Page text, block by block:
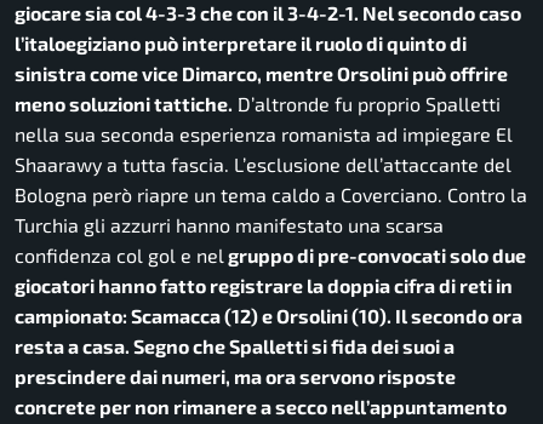
giocare sia col 4-3-3 che con il 3-4-2-1. Nel secondo caso
l’italoegiziano può interpretare il ruolo di quinto di
sinistra come vice Dimarco, mentre Orsolini può offrire
meno soluzioni tattiche. D’altronde fu proprio Spalletti
nella sua seconda esperienza romanista ad impiegare El
Shaarawy a tutta fascia. L’esclusione dell’attaccante del
Bologna però riapre un tema caldo a Coverciano. Contro la
Turchia gli azzurri hanno manifestato una scarsa
confidenza col gol e nel gruppo di pre-convocati solo due
giocatori hanno fatto registrare la doppia cifra di reti in
campionato: Scamacca (12) e Orsolini (10). Il secondo ora
resta a casa. Segno che Spalletti si fida dei suoi a
prescindere dai numeri, ma ora servono risposte
concrete per non rimanere a secco nell’appuntamento